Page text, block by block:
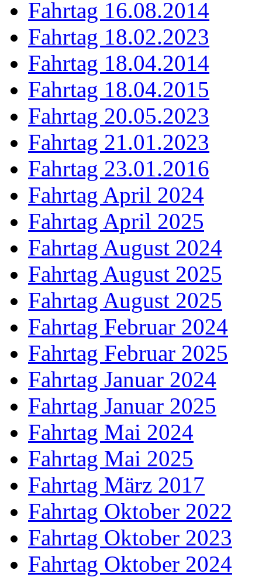
Fahrtag 16.08.2014
Fahrtag 18.02.2023
Fahrtag 18.04.2014
Fahrtag 18.04.2015
Fahrtag 20.05.2023
Fahrtag 21.01.2023
Fahrtag 23.01.2016
Fahrtag April 2024
Fahrtag April 2025
Fahrtag August 2024
Fahrtag August 2025
Fahrtag August 2025
Fahrtag Februar 2024
Fahrtag Februar 2025
Fahrtag Januar 2024
Fahrtag Januar 2025
Fahrtag Mai 2024
Fahrtag Mai 2025
Fahrtag März 2017
Fahrtag Oktober 2022
Fahrtag Oktober 2023
Fahrtag Oktober 2024